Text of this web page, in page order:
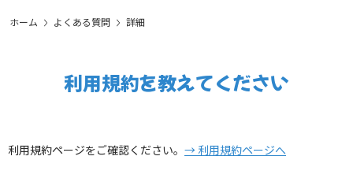
ホーム よくある質問 詳細
利用規約を教えてください
利用規約ページをご確認ください。 → 利用規約ページへ